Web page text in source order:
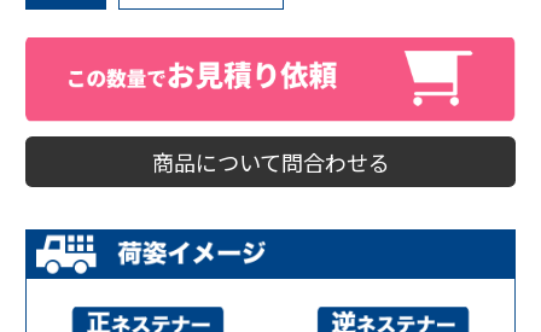
商品について問合わせる